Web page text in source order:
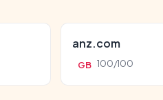
anz.com
GB 100/100